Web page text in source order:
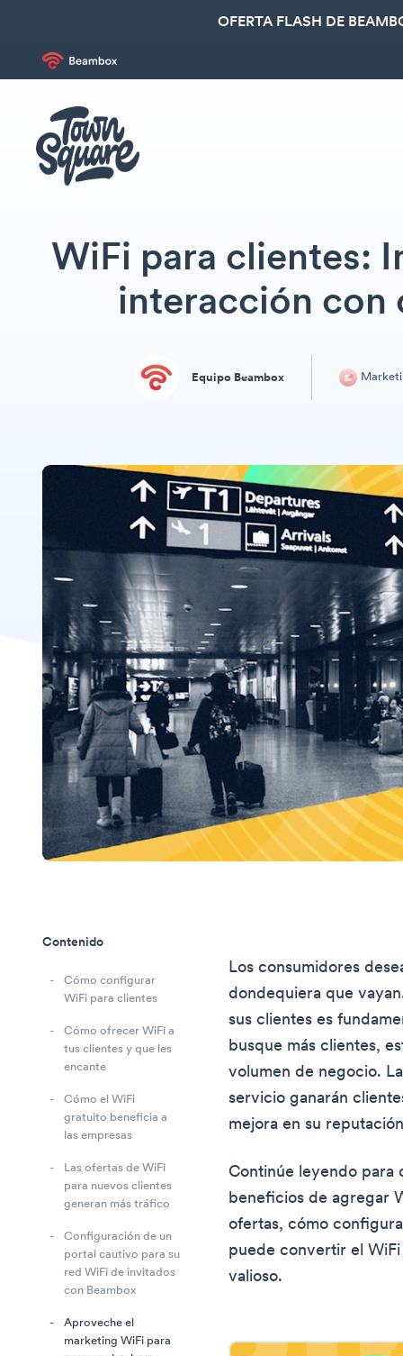
OFERTA FLASH DE
WiFi para clientes:
interacción con
Equipo Beambox
Contenido
Cómo configurar
WiFi para clientes
Cómo ofrecer WiFi a
tus clientes y que les
encante
Cómo el WiFi
gratuito beneficia a
las empresas
Las ofertas de WiFi
para nuevos clientes
generan más tráfico
Configuración de un
portal cautivo para su
red WiFi de invitados
con Beambox
Aproveche el
marketing WiFi para
Los consumidores
dondequiera que
sus clientes es
busque más clientes,
volumen de negocio.
servicio ganarán
mejora en su
Continúe leyendo para
beneficios de agregar
ofertas, cómo
puede convertir el
valioso.